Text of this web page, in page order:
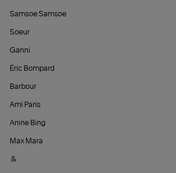
Samsoe Samsoe
Soeur
Ganni
Éric Bompard
Barbour
Ami Paris
Anine Bing
Max Mara
&